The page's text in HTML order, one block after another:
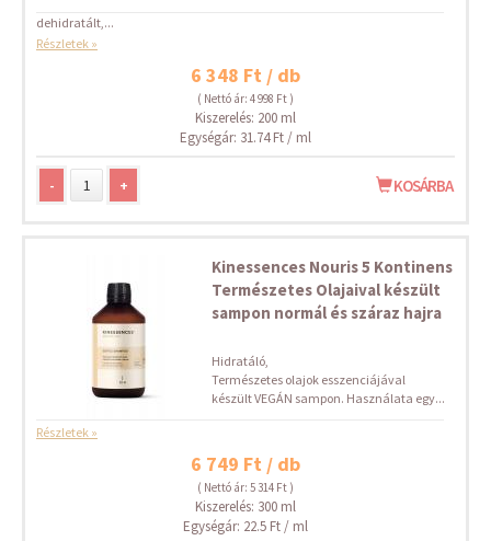
dehidratált,...
Részletek »
6 348 Ft / db
( Nettó ár: 4 998 Ft )
Kiszerelés: 200 ml
Egységár: 31.74 Ft / ml
- + KOSÁRBA
Kinessences Nouris 5 Kontinens
Természetes Olajaival készült
sampon normál és száraz hajra
Hidratáló,
Természetes olajok esszenciájával
készült VEGÁN sampon. Használata egy...
Részletek »
6 749 Ft / db
( Nettó ár: 5 314 Ft )
Kiszerelés: 300 ml
Egységár: 22.5 Ft / ml